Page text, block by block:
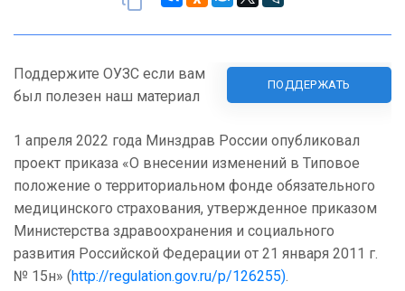
Поддержите ОУЗС если вам
был полезен наш материал
ПОДДЕРЖАТЬ
1 апреля 2022 года Минздрав России опубликовал
проект приказа «О внесении изменений в Типовое
положение о территориальном фонде обязательного
медицинского страхования, утвержденное приказом
Министерства здравоохранения и социального
развития Российской Федерации от 21 января 2011 г.
№ 15н» (http://regulation.gov.ru/p/126255).